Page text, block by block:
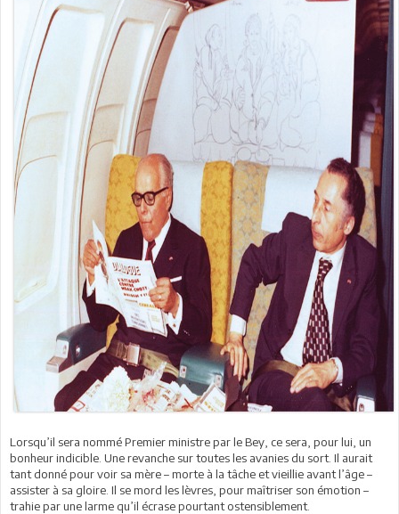
Lorsqu’il sera nommé Premier ministre par le Bey, ce sera, pour lui, un
bonheur indicible. Une revanche sur toutes les avanies du sort. Il aurait
tant donné pour voir sa mère – morte à la tâche et vieillie avant l’âge –
assister à sa gloire. Il se mord les lèvres, pour maîtriser son émotion –
trahie par une larme qu’il écrase pourtant ostensiblement.